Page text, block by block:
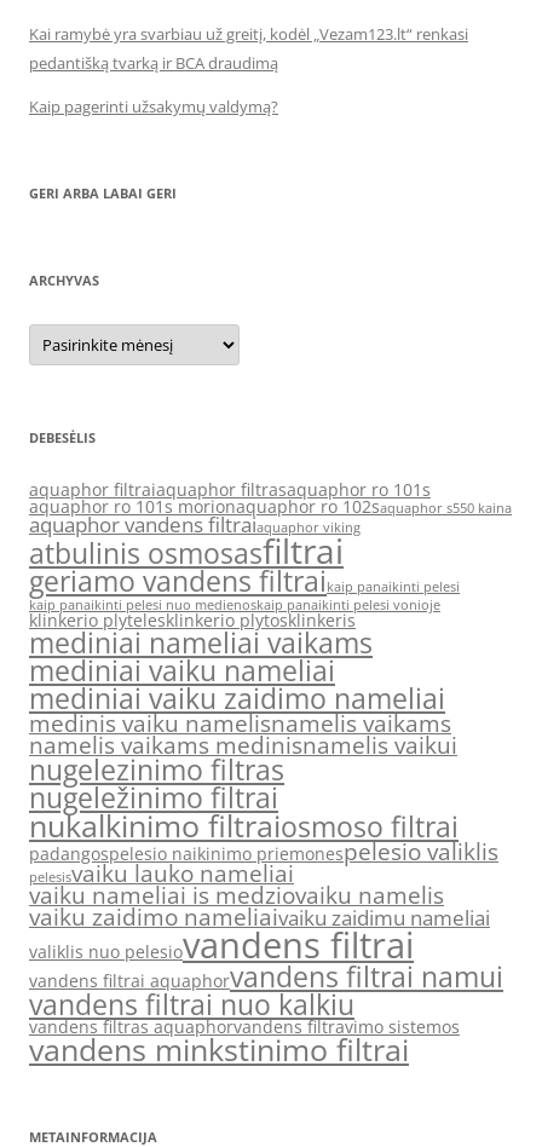
Kai ramybė yra svarbiau už greitį, kodėl „Vezam123.lt“ renkasi
pedantišką tvarką ir BCA draudimą
Kaip pagerinti užsakymų valdymą?
GERI ARBA LABAI GERI
ARCHYVAS
Archyvas
DEBESĖLIS
aquaphor filtraiaquaphor filtrasaquaphor ro 101s
aquaphor ro 101s morionaquaphor ro 102saquaphor s550 kaina
aquaphor vandens filtraiaquaphor viking
atbulinis osmosasfiltrai
geriamo vandens filtraikaip panaikinti pelesi
kaip panaikinti pelesi nuo medienoskaip panaikinti pelesi vonioje
klinkerio plytelesklinkerio plytosklinkeris
mediniai nameliai vaikams
mediniai vaiku nameliai
mediniai vaiku zaidimo nameliai
medinis vaiku namelisnamelis vaikams
namelis vaikams medinisnamelis vaikui
nugelezinimo filtras
nugeležinimo filtrai
nukalkinimo filtraiosmoso filtrai
padangospelesio naikinimo priemonespelesio valiklis
pelesisvaiku lauko nameliai
vaiku nameliai is medziovaiku namelis
vaiku zaidimo nameliaivaiku zaidimu nameliai
valiklis nuo pelesiovandens filtrai
vandens filtrai aquaphorvandens filtrai namui
vandens filtrai nuo kalkiu
vandens filtras aquaphorvandens filtravimo sistemos
vandens minkstinimo filtrai
METAINFORMACIJA